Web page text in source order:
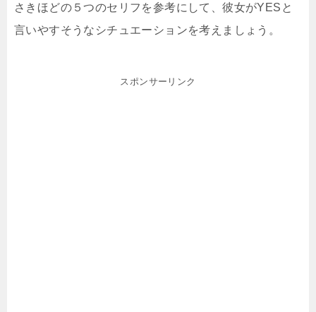
さきほどの５つのセリフを参考にして、彼女がYESと
言いやすそうなシチュエーションを考えましょう。
スポンサーリンク